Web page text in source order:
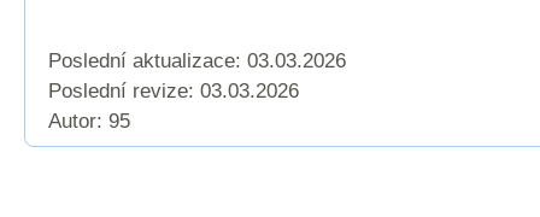
Poslední aktualizace: 03.03.2026
Poslední revize: 03.03.2026
Autor: 95